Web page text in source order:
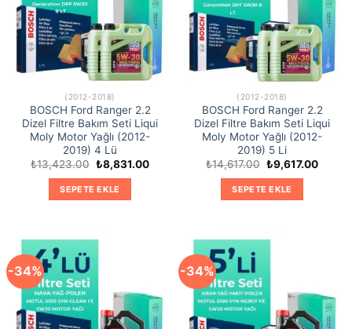
(2012-2018)
BOSCH Ford Ranger 2.2
Dizel Filtre Bakım Seti Liqui
Moly Motor Yağlı (2012-
2019) 4 Lü
₺13,423.00 Orijinal
fiyat:
₺13,423.00.
₺8,831.00Şu
SEPETE EKLE
(2012-2018)
BOSCH Ford Ranger 2.2
Dizel Filtre Bakım Seti Liqui
Moly Motor Yağlı (2012-
2019) 5 Li
₺14,617.00 Orijinal
fiyat:
₺14,617.00.
₺9,617.00Şu
SEPETE EKLE
-34% -34%